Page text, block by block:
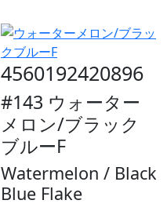
4560192420896
#143 ウォーター
メロン/ブラック
ブルーF
Watermelon / Black
Blue Flake